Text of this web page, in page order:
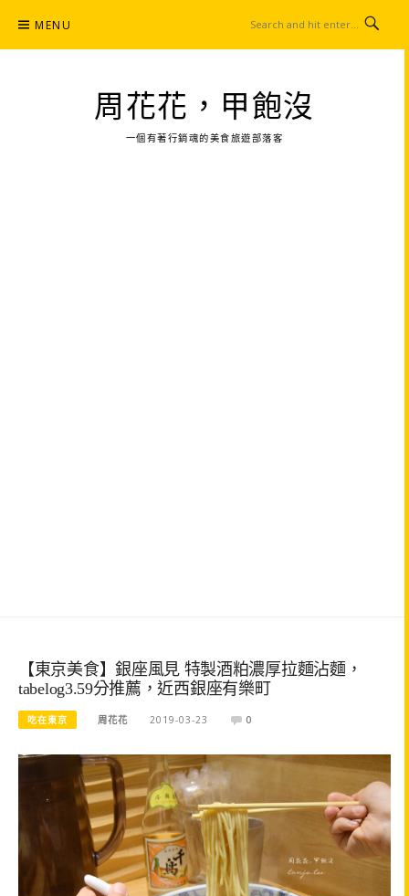
content
MENU
周花花，甲飽沒
一個有著行銷魂的美食旅遊部落客
【東京美食】銀座風見 特製酒粕濃厚拉麵沾麵，
tabelog3.59分推薦，近西銀座有樂町
吃在東京 周花花 2019-03-23 0